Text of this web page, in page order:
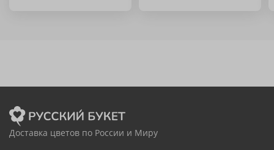
Доставка цветов по России и Миру